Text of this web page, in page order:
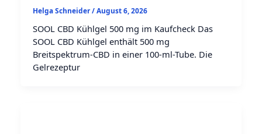
Helga Schneider/August 6, 2026
SOOL CBD Kühlgel 500 mg im Kaufcheck Das
SOOL CBD Kühlgel enthält 500 mg
Breitspektrum-CBD in einer 100-ml-Tube. Die
Gelrezeptur